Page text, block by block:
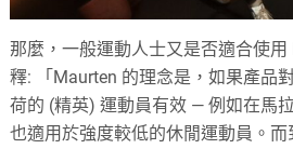
那麼，一般運動人士又是否適合使用
釋: 「Maurten 的理念是，如果產品
荷的 (精英) 運動員有效 — 例如在馬
也適用於強度較低的休閒運動員。